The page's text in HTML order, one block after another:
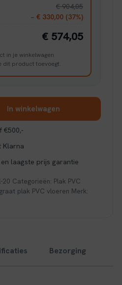
€ 904,05
− € 330,00 (37%)
€ 574,05
in je winkelwagen
dit product toevoegt.
In winkelwagen
€500,-
Klarna
laagste prijs garantie
20 Categorieën: Plak PVC
plak PVC vloeren Merk:
Bezorging